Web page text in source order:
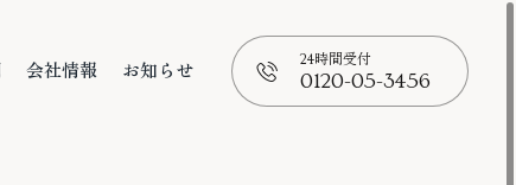
会社情報
お知らせ
📞
24時間受付
0120-05-3456